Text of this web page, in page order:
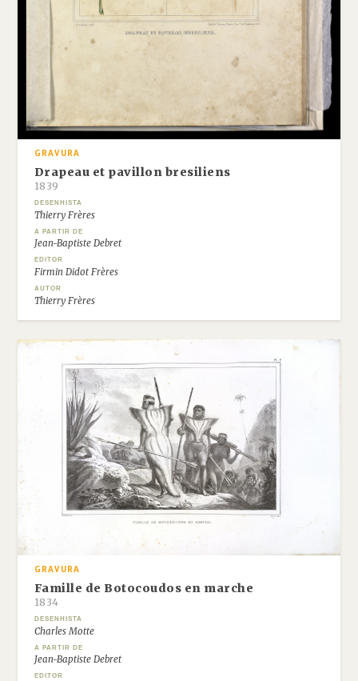
GRAVURA
Drapeau et pavillon bresiliens
1839
DESENHISTA
Thierry Frères
A PARTIR DE
Jean-Baptiste Debret
EDITOR
Firmin Didot Frères
AUTOR
Thierry Frères
GRAVURA
Famille de Botocoudos en marche
1834
DESENHISTA
Charles Motte
A PARTIR DE
Jean-Baptiste Debret
EDITOR